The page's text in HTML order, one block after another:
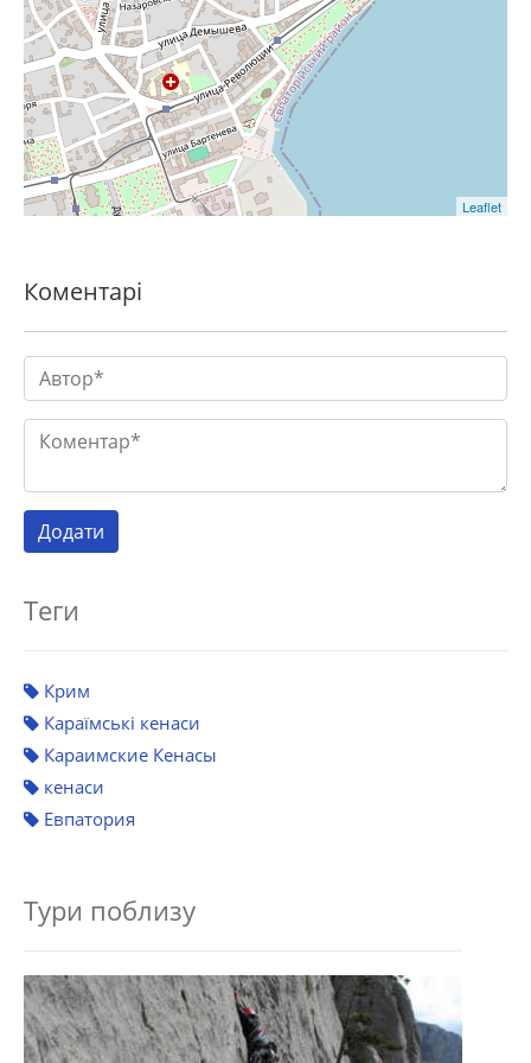
Leaflet
Коментарі
Теги
Крим
Караїмські кенаси
Караимские Кенасы
кенаси
Евпатория
Тури поблизу